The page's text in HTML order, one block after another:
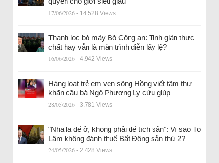
17/06/2026 - 14.528 Views
Thanh lọc bộ máy Bộ Công an: Tinh giản thực
chất hay vẫn là màn trình diễn lấy lệ?
16/06/2026 - 4.942 Views
Hàng loạt trẻ em ven sông Hồng viết tâm thư
khẩn cầu bà Ngô Phương Ly cứu giúp
28/05/2026 - 3.781 Views
“Nhà là để ở, không phải để tích sản”: Vì sao Tô
Lâm không đánh thuế Bất Động sản thứ 2?
24/05/2026 - 2.428 Views